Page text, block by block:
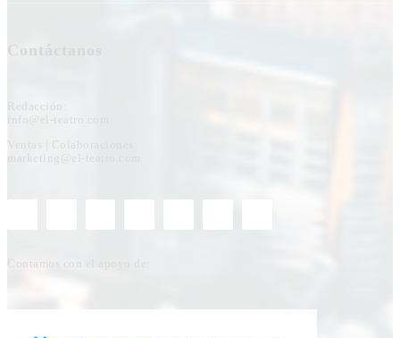
Contáctanos
Redacción:
info@el-teatro.com
Ventas | Colaboraciones:
marketing@el-teatro.com
Contamos con el apoyo de: